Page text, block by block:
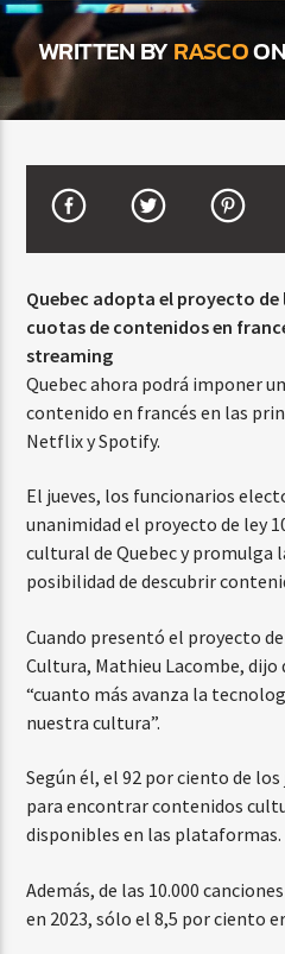
CURRENT SHOW
WRITTEN BYRASCO
Quebec adopta el proyecto de
cuotas de contenidos en
streaming
Quebec ahora podrá imponer
contenido en francés en las
Netflix y Spotify.
El jueves, los funcionarios
unanimidad el proyecto de ley
cultural de Quebec y promulga
posibilidad de descubrir
Cuando presentó el proyecto
Cultura, Mathieu Lacombe, dijo
“cuanto más avanza la
nuestra cultura”.
Según él, el 92 por ciento de
para encontrar contenidos
disponibles en las plataformas.
Además, de las 10.000
en 2023, sólo el 8,5 por ciento